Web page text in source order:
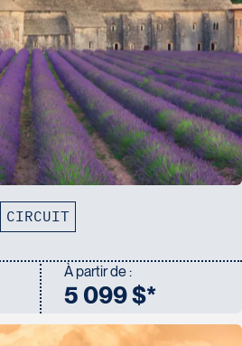
CIRCUIT
À partir de :
5 099 $*